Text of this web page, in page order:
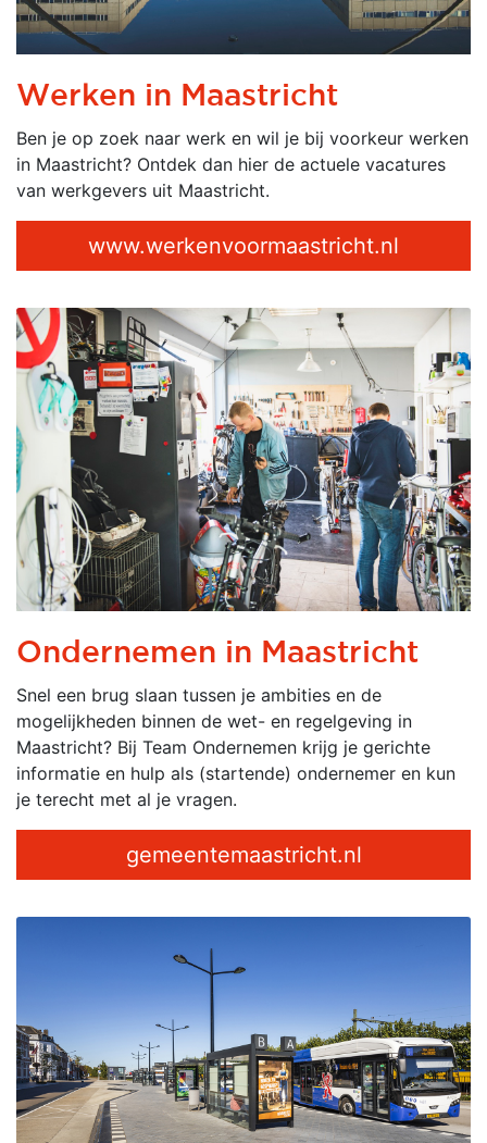
Werken in Maastricht
Ben je op zoek naar werk en wil je bij voorkeur werken
in Maastricht? Ontdek dan hier de actuele vacatures
van werkgevers uit Maastricht.
www.werkenvoormaastricht.nl
Ondernemen in Maastricht
Snel een brug slaan tussen je ambities en de
mogelijkheden binnen de wet- en regelgeving in
Maastricht? Bij Team Ondernemen krijg je gerichte
informatie en hulp als (startende) ondernemer en kun
je terecht met al je vragen.
gemeentemaastricht.nl